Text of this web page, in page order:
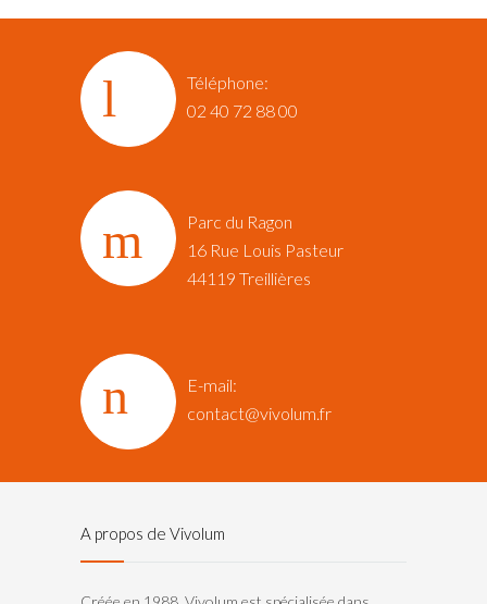
Téléphone:
02 40 72 88 00
Parc du Ragon
16 Rue Louis Pasteur‎
44119 Treillières
E-mail:
contact@vivolum.fr
A propos de Vivolum